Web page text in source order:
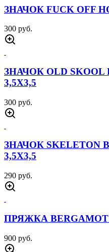
ЗНАЧОК FUCK OFF
300 руб.
ЗНАЧОК OLD SKOOL
3,5Х3,5
300 руб.
ЗНАЧОК SKELETON
3,5Х3,5
290 руб.
ПРЯЖКА BERGAMOT
900 руб.